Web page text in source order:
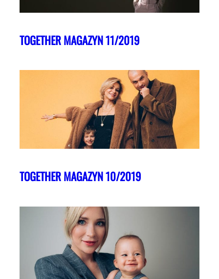
TOGETHER MAGAZYN 11/2019
TOGETHER MAGAZYN 10/2019